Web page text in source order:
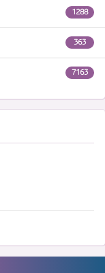
1288
363
7163